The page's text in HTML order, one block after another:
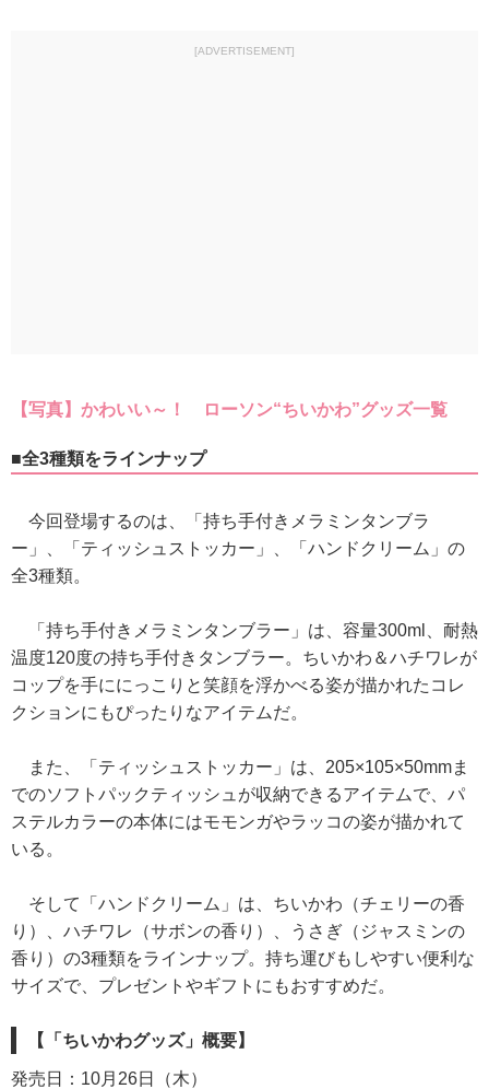
[ADVERTISEMENT]
【写真】かわいい～！ ローソン“ちいかわ”グッズ一覧
■全3種類をラインナップ
今回登場するのは、「持ち手付きメラミンタンブラ
ー」、「ティッシュストッカー」、「ハンドクリーム」の
全3種類。
「持ち手付きメラミンタンブラー」は、容量300ml、耐熱
温度120度の持ち手付きタンブラー。ちいかわ＆ハチワレが
コップを手ににっこりと笑顔を浮かべる姿が描かれたコレ
クションにもぴったりなアイテムだ。
また、「ティッシュストッカー」は、205×105×50mmま
でのソフトパックティッシュが収納できるアイテムで、パ
ステルカラーの本体にはモモンガやラッコの姿が描かれて
いる。
そして「ハンドクリーム」は、ちいかわ（チェリーの香
り）、ハチワレ（サボンの香り）、うさぎ（ジャスミンの
香り）の3種類をラインナップ。持ち運びもしやすい便利な
サイズで、プレゼントやギフトにもおすすめだ。
【「ちいかわグッズ」概要】
発売日：10月26日（木）